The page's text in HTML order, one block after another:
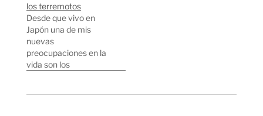
los terremotos
Desde que vivo en
Japón una de mis
nuevas
preocupaciones en la
vida son los